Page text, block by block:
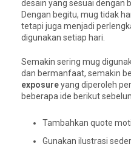
desain yang sesuai dengan
Dengan begitu, mug tidak
tetapi juga menjadi
digunakan setiap hari.
Semakin sering mug
dan bermanfaat, semakin
exposureyang diperoleh
beberapa ide berikut
Tambahkan quote
Gunakan ilustrasi